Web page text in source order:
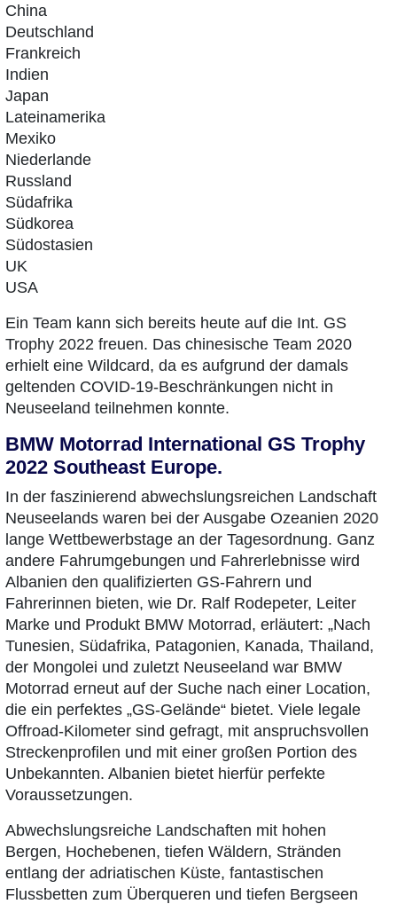
China
Deutschland
Frankreich
Indien
Japan
Lateinamerika
Mexiko
Niederlande
Russland
Südafrika
Südkorea
Südostasien
UK
USA
Ein Team kann sich bereits heute auf die Int. GS
Trophy 2022 freuen. Das chinesische Team 2020
erhielt eine Wildcard, da es aufgrund der damals
geltenden COVID-19-Beschränkungen nicht in
Neuseeland teilnehmen konnte.
BMW Motorrad International GS Trophy
2022 Southeast Europe.
In der faszinierend abwechslungsreichen Landschaft
Neuseelands waren bei der Ausgabe Ozeanien 2020
lange Wettbewerbstage an der Tagesordnung. Ganz
andere Fahrumgebungen und Fahrerlebnisse wird
Albanien den qualifizierten GS-Fahrern und
Fahrerinnen bieten, wie Dr. Ralf Rodepeter, Leiter
Marke und Produkt BMW Motorrad, erläutert: „Nach
Tunesien, Südafrika, Patagonien, Kanada, Thailand,
der Mongolei und zuletzt Neuseeland war BMW
Motorrad erneut auf der Suche nach einer Location,
die ein perfektes „GS-Gelände“ bietet. Viele legale
Offroad-Kilometer sind gefragt, mit anspruchsvollen
Streckenprofilen und mit einer großen Portion des
Unbekannten. Albanien bietet hierfür perfekte
Voraussetzungen.
Abwechslungsreiche Landschaften mit hohen
Bergen, Hochebenen, tiefen Wäldern, Stränden
entlang der adriatischen Küste, fantastischen
Flussbetten zum Überqueren und tiefen Bergseen